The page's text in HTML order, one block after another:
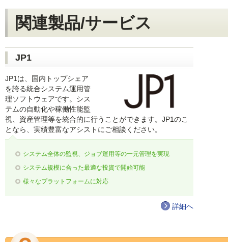
関連製品/サービス
JP1
JP1は、国内トップシェア
を誇る統合システム運用管
理ソフトウェアです。シス
テムの自動化や稼働性能監
視、資産管理等を統合的に行うことができます。JP1のこ
となら、実績豊富なアシストにご相談ください。
システム全体の監視、ジョブ運用等の一元管理を実現
システム規模に合った最適な投資で開始可能
様々なプラットフォームに対応
詳細へ